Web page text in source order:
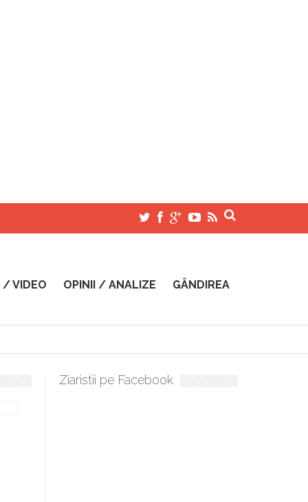
/ VIDEO OPINII / ANALIZE GÂNDIREA
sculați, boieri mari! Sara Nukina are nevoie de ajutorul
Ziaristii pe Facebook